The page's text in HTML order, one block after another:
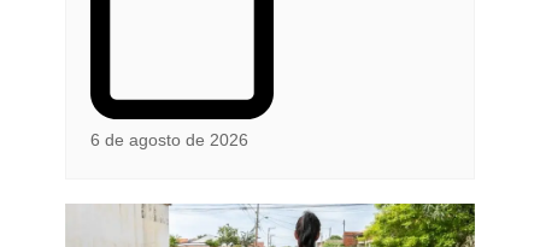
6 de agosto de 2026